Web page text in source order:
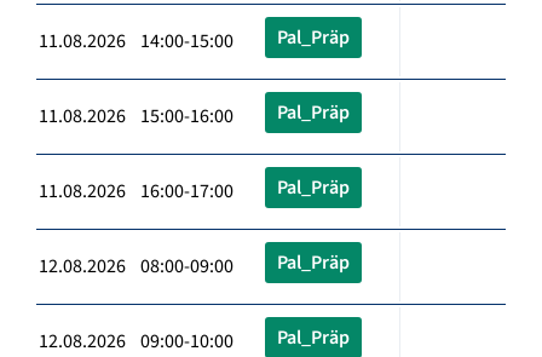
11.08.2026 14:00-15:00 Pal_Präp
11.08.2026 15:00-16:00 Pal_Präp
11.08.2026 16:00-17:00 Pal_Präp
12.08.2026 08:00-09:00 Pal_Präp
12.08.2026 09:00-10:00 Pal_Präp